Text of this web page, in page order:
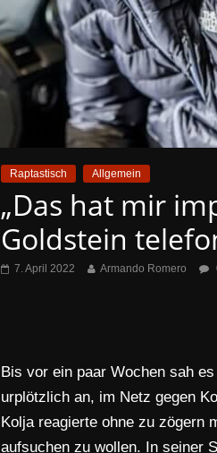
Raptastisch Allgemein
„Das hat mir
Goldstein
7. April 2022 Armando Romero
Bis vor ein paar Wochen sah
urplötzlich an, im Netz gegen
Kolja reagierte ohne zu zögern
aufsuchen zu wollen. In seiner